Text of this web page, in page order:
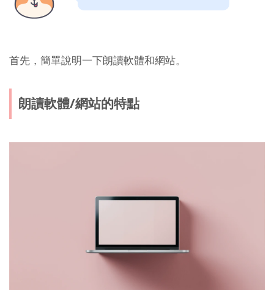
首先，簡單說明一下朗讀軟體和網站。
朗讀軟體/網站的特點